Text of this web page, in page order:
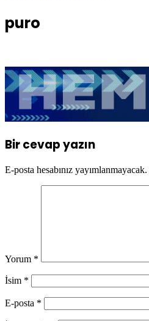
puro
Bir cevap yazın
E-posta hesabınız yayımlanmayacak.
Yorum *
İsim *
E-posta *